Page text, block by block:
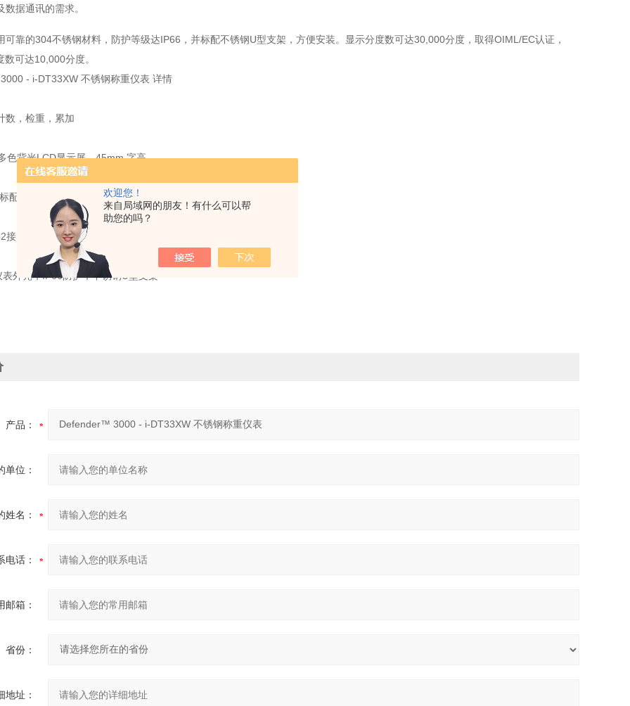
欢迎您！
来自局域网的朋友！有什么可以帮
助您的吗？
数据通讯的需求。
可靠的304不锈钢材料，防护等级达IP66，并标配不锈钢U型支架，方便安装。显示分度数可达30,000分度，取得OIML/EC认证，
数可达10,000分度。
- i-DT33XW 不锈钢称重仪表 详情
数，检重，累加
色背光LCD显示屏，45mm 字高
配）；铅酸充电电池（标配）
接口 选配：USB接口或以太网接口
外壳；IP66防护；不锈钢U型支架
产品：
单位：
姓名：
电话：
邮箱：
省份：
地址：